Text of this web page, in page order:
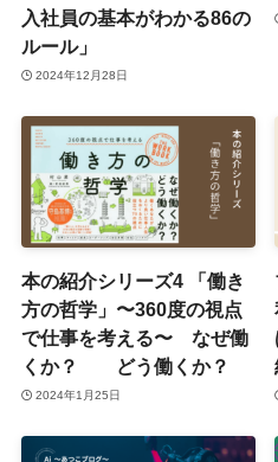
入社員の基本がわかる86の
ルール」
2024年12月28日
本の紹介シリーズ4 「働き
方の哲学」〜360度の視点
で仕事を考える〜 なぜ働
くか？ どう働くか？
2024年1月25日